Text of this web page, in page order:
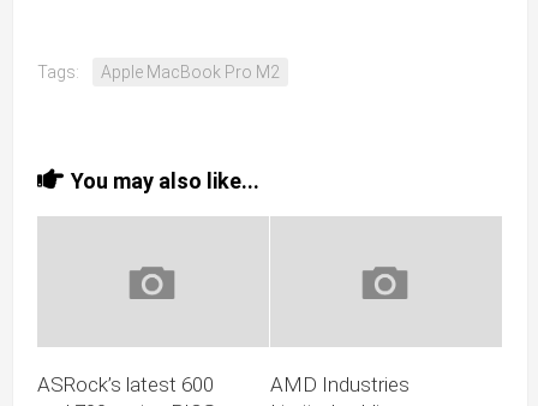
Tags: Apple MacBook Pro M2
You may also like...
ASRock’s latest 600
AMD Industries